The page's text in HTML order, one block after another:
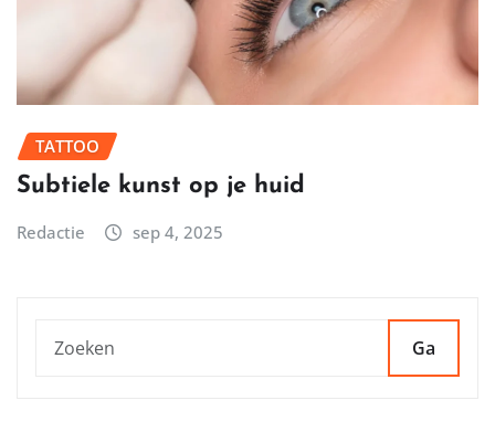
TATTOO
Subtiele kunst op je huid
Redactie sep 4, 2025
Ga